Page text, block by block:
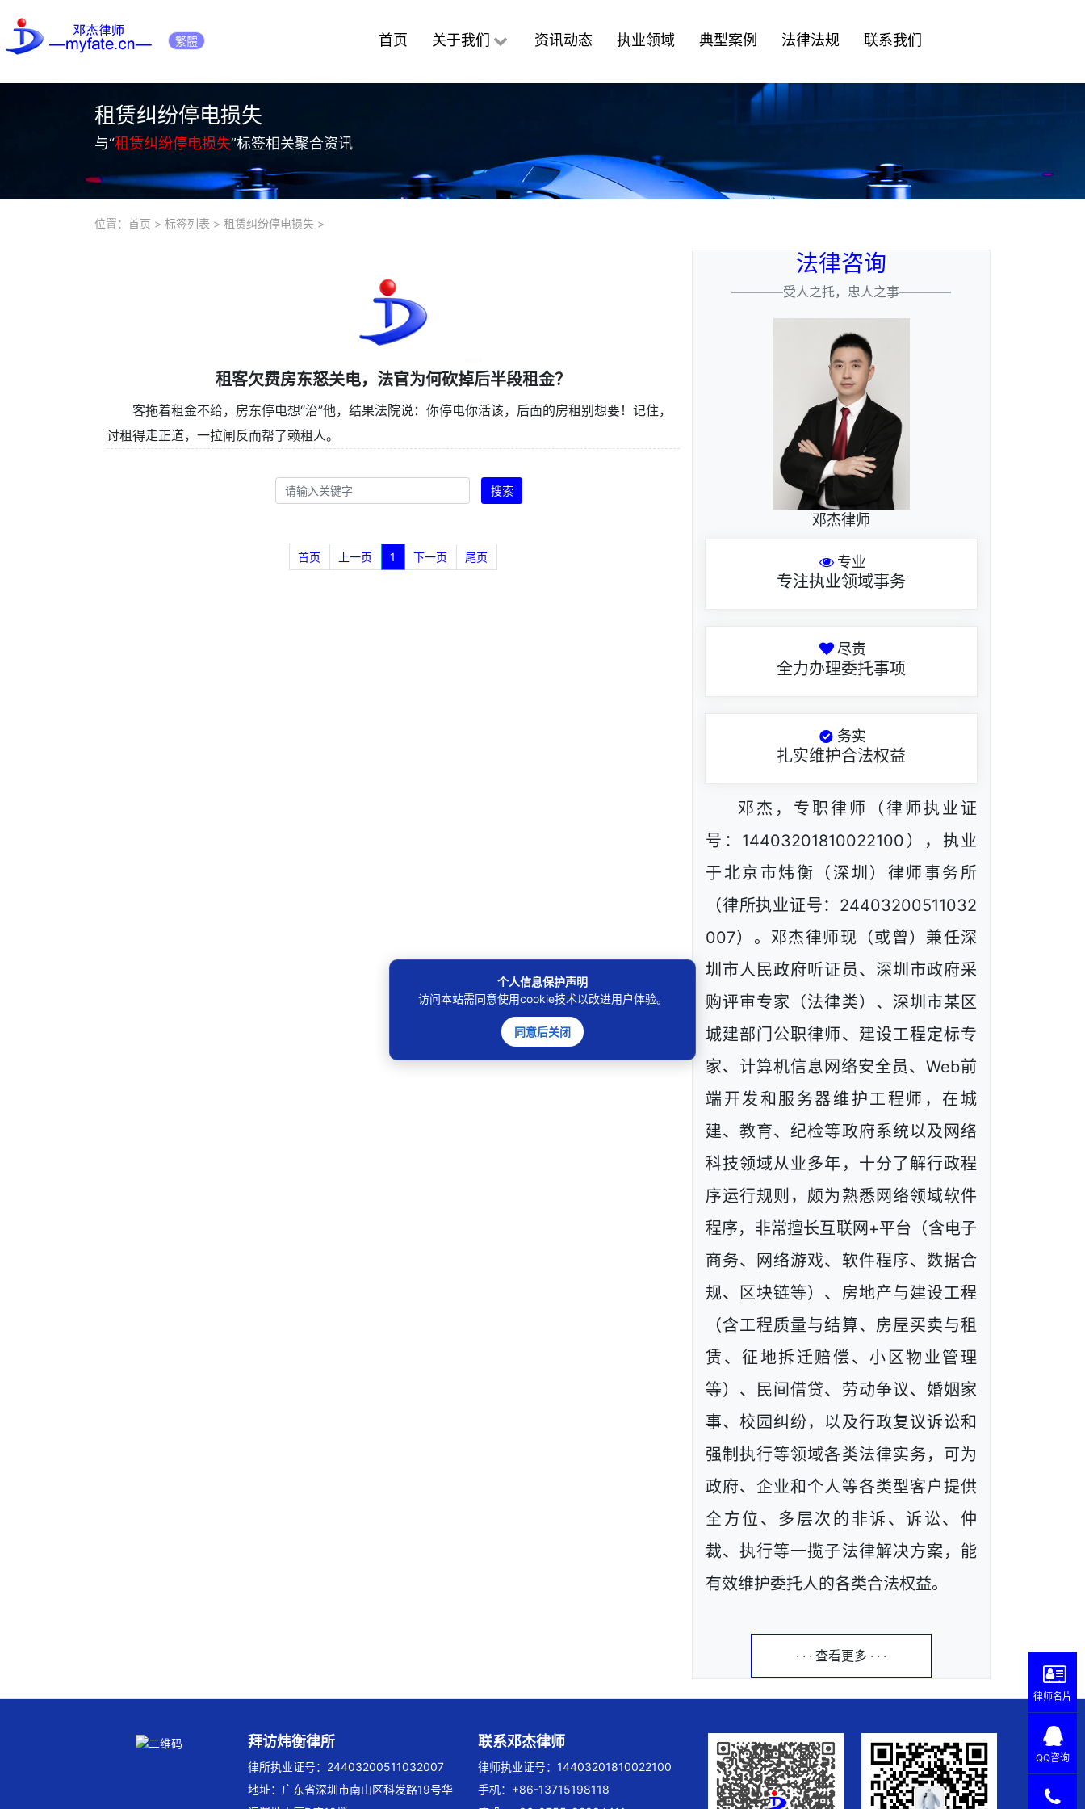
繁體 首页 关于我们 资讯动态 执业领域 典型案例 法律法规 联系我们
租赁纠纷停电损失
与“租赁纠纷停电损失”标签相关聚合资讯
位置： 首页 > 标签列表 > 租赁纠纷停电损失 >
租客欠费房东怒关电，法官为何砍掉后半段租金？
客拖着租金不给，房东停电想“治”他，结果法院说：你停电你活该，后面的房租别想要！记住，
讨租得走正道，一拉闸反而帮了赖租人。
搜索
首页 上一页 1 下一页 尾页
法律咨询
————受人之托，忠人之事————
邓杰律师
专业
专注执业领域事务
尽责
全力办理委托事项
务实
扎实维护合法权益
邓杰，专职律师（律师执业证
号：14403201810022100），执业
于北京市炜衡（深圳）律师事务所
（律所执业证号：24403200511032
007）。邓杰律师现（或曾）兼任深
圳市人民政府听证员、深圳市政府采
购评审专家（法律类）、深圳市某区
城建部门公职律师、建设工程定标专
家、计算机信息网络安全员、Web前
端开发和服务器维护工程师，在城
建、教育、纪检等政府系统以及网络
科技领域从业多年，十分了解行政程
序运行规则，颇为熟悉网络领域软件
程序，非常擅长互联网+平台（含电子
商务、网络游戏、软件程序、数据合
规、区块链等）、房地产与建设工程
（含工程质量与结算、房屋买卖与租
赁、征地拆迁赔偿、小区物业管理
等）、民间借贷、劳动争议、婚姻家
事、校园纠纷，以及行政复议诉讼和
强制执行等领域各类法律实务，可为
政府、企业和个人等各类型客户提供
全方位、多层次的非诉、诉讼、仲
裁、执行等一揽子法律解决方案，能
有效维护委托人的各类合法权益。
· · · 查看更多 · · ·
拜访炜衡律所
律所执业证号：24403200511032007
地址：广东省深圳市南山区科发路19号华
联系邓杰律师
律师执业证号：14403201810022100
手机：+86-13715198118
律师名片
QQ咨询
个人信息保护声明
访问本站需同意使用cookie技术以改进用户体验。
同意后关闭